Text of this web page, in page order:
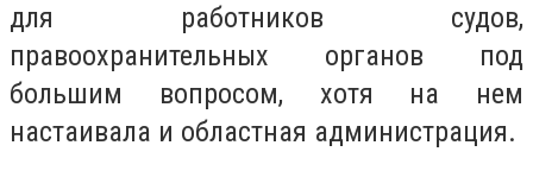
для работников судов,
правоохранительных органов под
большим вопросом, хотя на нем
настаивала и областная администрация.